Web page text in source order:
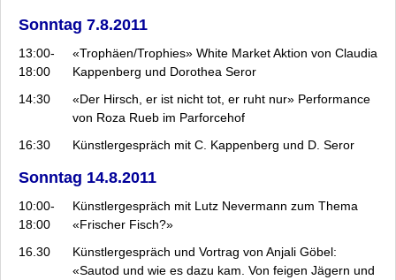
Sonntag 7.8.2011
13:00-
18:00
«Trophäen/Trophies» White Market Aktion von Claudia
Kappenberg und Dorothea Seror
14:30
«Der Hirsch, er ist nicht tot, er ruht nur» Performance
von Roza Rueb im Parforcehof
16:30
Künstlergespräch mit C. Kappenberg und D. Seror
Sonntag 14.8.2011
10:00-
18:00
Künstlergespräch mit Lutz Nevermann zum Thema
«Frischer Fisch?»
16.30
Künstlergespräch und Vortrag von Anjali Göbel:
«Sautod und wie es dazu kam. Von feigen Jägern und